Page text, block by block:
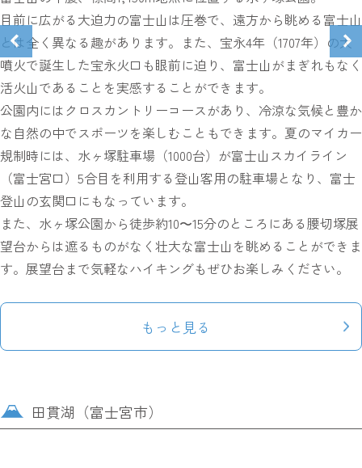
目前に広がる大迫力の富士山は圧巻で、遠方から眺める富士山
とは全く異なる趣があります。また、宝永4年（1707年）の大
噴火で誕生した宝永火口も眼前に迫り、富士山がまぎれもなく
活火山であることを実感することができます。
公園内にはクロスカントリーコースがあり、冷涼な気候と豊か
な自然の中でスポーツを楽しむこともできます。夏のマイカー
規制時には、水ヶ塚駐車場（1000台）が富士山スカイライン
（富士宮口）5合目を利用する登山客用の駐車場となり、富士
登山の玄関口にもなっています。
また、水ヶ塚公園から徒歩約10〜15分のところにある腰切塚展
望台からは遮るものがなく壮大な富士山を眺めることができま
す。展望台まで気軽なハイキングもぜひお楽しみください。
もっと見る
田貫湖（富士宮市）